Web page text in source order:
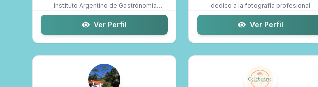
,Instituto Argentino de Gastrónomia
estoy aqui ...
Ver Perfil
dedico a la fotografía profesional
desde 2...
Ver Perfil